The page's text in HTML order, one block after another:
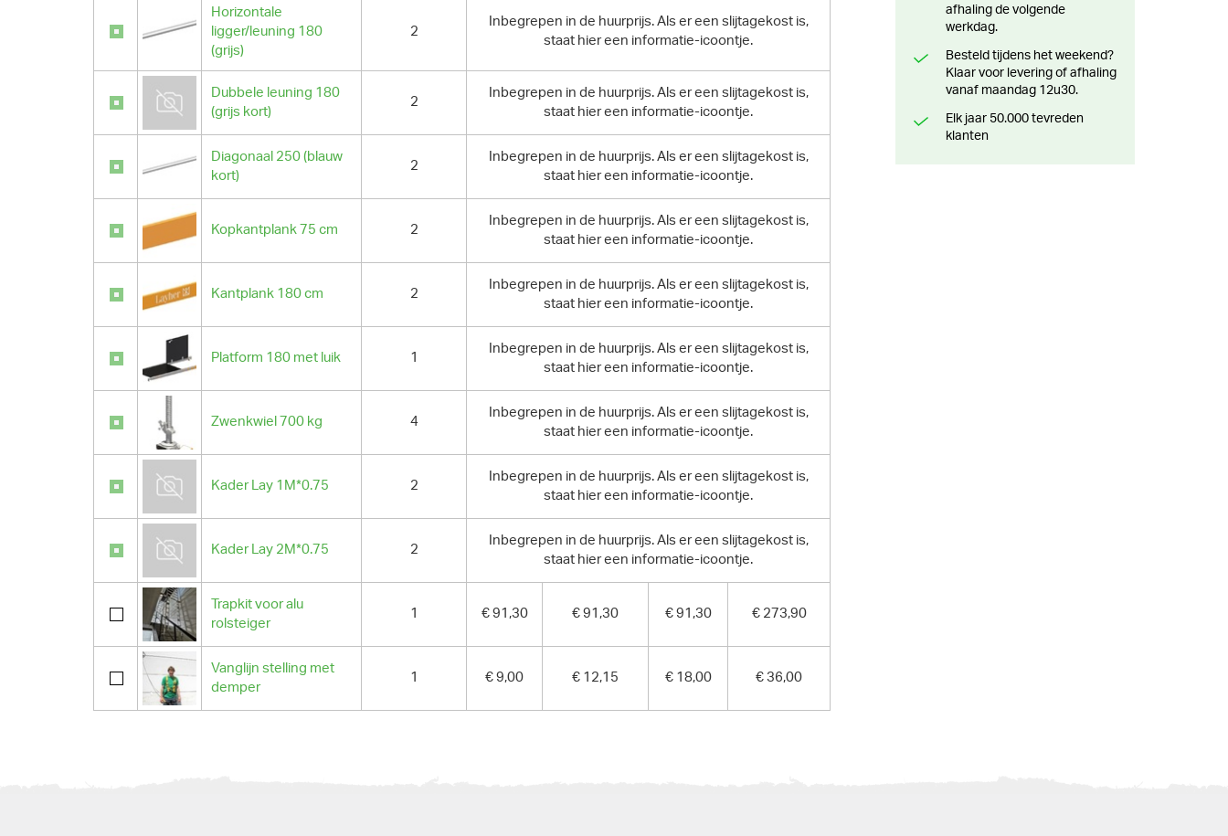
Horizontale
ligger/leuning 180
(grijs)
2
Inbegrepen in de huurprijs. Als er een slijtagekost is,
staat hier een informatie-icoontje.
Dubbele leuning 180
(grijs kort)
2
Inbegrepen in de huurprijs. Als er een slijtagekost is,
staat hier een informatie-icoontje.
Diagonaal 250 (blauw
kort)
2
Inbegrepen in de huurprijs. Als er een slijtagekost is,
staat hier een informatie-icoontje.
Kopkantplank 75 cm 2
Inbegrepen in de huurprijs. Als er een slijtagekost is,
staat hier een informatie-icoontje.
Kantplank 180 cm 2
Inbegrepen in de huurprijs. Als er een slijtagekost is,
staat hier een informatie-icoontje.
Platform 180 met luik 1
Inbegrepen in de huurprijs. Als er een slijtagekost is,
staat hier een informatie-icoontje.
Zwenkwiel 700 kg 4
Inbegrepen in de huurprijs. Als er een slijtagekost is,
staat hier een informatie-icoontje.
Kader Lay 1M*0.75 2
Inbegrepen in de huurprijs. Als er een slijtagekost is,
staat hier een informatie-icoontje.
Kader Lay 2M*0.75 2
Inbegrepen in de huurprijs. Als er een slijtagekost is,
staat hier een informatie-icoontje.
Trapkit voor alu
rolsteiger
1 € 91,30 € 91,30 € 91,30 € 273,90
Vanglijn stelling met
demper
1 € 9,00 € 12,15 € 18,00 € 36,00
afhaling de volgende
werkdag.
Besteld tijdens het weekend?
Klaar voor levering of afhaling
vanaf maandag 12u30.
Elk jaar 50.000 tevreden
klanten